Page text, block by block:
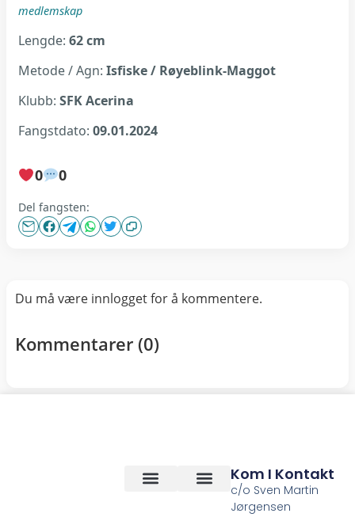
medlemskap
Lengde: 62 cm
Metode / Agn: Isfiske / Røyeblink-Maggot
Klubb: SFK Acerina
Fangstdato: 09.01.2024
0 0
Del fangsten:
Du må være innlogget for å kommentere.
Kommentarer (0)
Kom I Kontakt
c/o Sven Martin
Jørgensen